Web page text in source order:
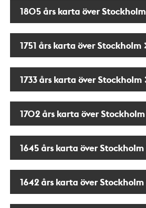
1805 års karta över Stockholm
1751 års karta över Stockholm
1733 års karta över Stockholm
1702 års karta över Stockholm
1645 års karta över Stockholm
1642 års karta över Stockholm